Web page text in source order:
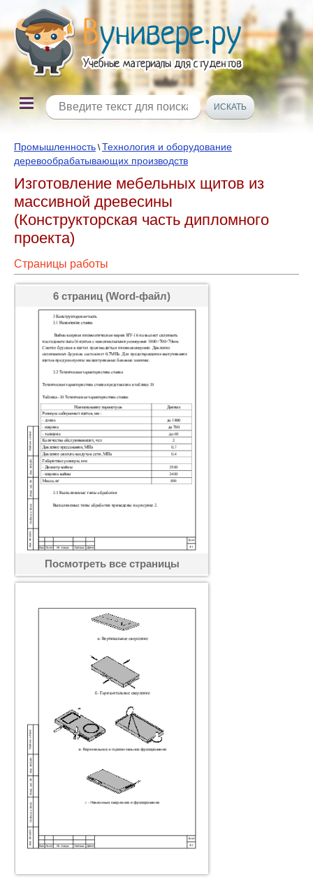
Промышленность \Технология и оборудование
деревообрабатывающих производств
Изготовление мебельных щитов из
массивной древесины
(Конструкторская часть дипломного
проекта)
Страницы работы
6 страниц (Word-файл)
Посмотреть все страницы